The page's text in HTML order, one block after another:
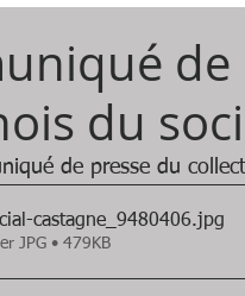
du
de presse du
castagne_9480406.jpg
JPG • 479KB